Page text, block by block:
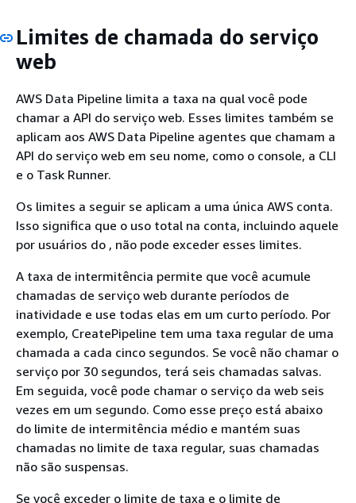
Limites de chamada do serviço
web
AWS Data Pipeline limita a taxa na qual você pode
chamar a API do serviço web. Esses limites também se
aplicam aos AWS Data Pipeline agentes que chamam a
API do serviço web em seu nome, como o console, a CLI
e o Task Runner.
Os limites a seguir se aplicam a uma única AWS conta.
Isso significa que o uso total na conta, incluindo aquele
por usuários do , não pode exceder esses limites.
A taxa de intermitência permite que você acumule
chamadas de serviço web durante períodos de
inatividade e use todas elas em um curto período. Por
exemplo, CreatePipeline tem uma taxa regular de uma
chamada a cada cinco segundos. Se você não chamar o
serviço por 30 segundos, terá seis chamadas salvas.
Em seguida, você pode chamar o serviço da web seis
vezes em um segundo. Como esse preço está abaixo
do limite de intermitência médio e mantém suas
chamadas no limite de taxa regular, suas chamadas
não são suspensas.
Se você exceder o limite de taxa e o limite de